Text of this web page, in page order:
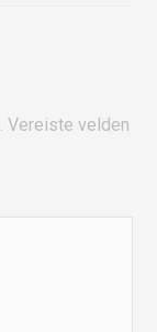
Vereiste velden